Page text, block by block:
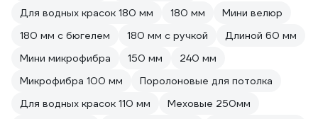
Для водных красок 180 мм
180 мм
Мини велюр
180 мм с бюгелем
180 мм с ручкой
Длиной 60 мм
Мини микрофибра
150 мм
240 мм
Микрофибра 100 мм
Поролоновые для потолка
Для водных красок 110 мм
Меховые 250мм